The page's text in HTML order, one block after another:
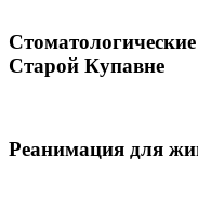
Старой Купавне
Реанимация для